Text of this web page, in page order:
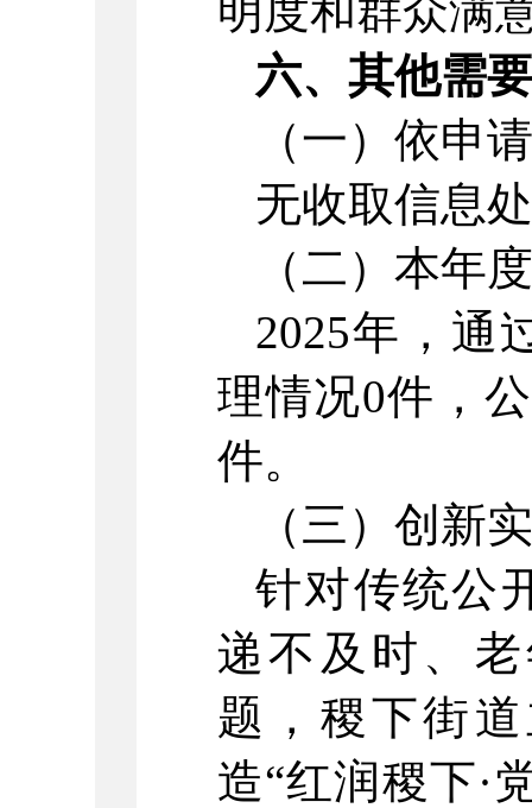
明度和群众满
六、其他需
（一）依申
无收取信息
（二）本年
2025年，通
理情况0件，
件。
（三）创新
针对传统公
递不及时、
题，稷下街
造“红润稷下·